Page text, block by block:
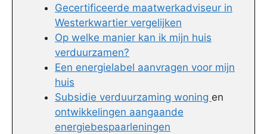
Gecertificeerde maatwerkadviseur in
Westerkwartier vergelijken
Op welke manier kan ik mijn huis
verduurzamen?
Een energielabel aanvragen voor mijn
huis
Subsidie verduurzaming woning en
ontwikkelingen aangaande
energiebespaarleningen